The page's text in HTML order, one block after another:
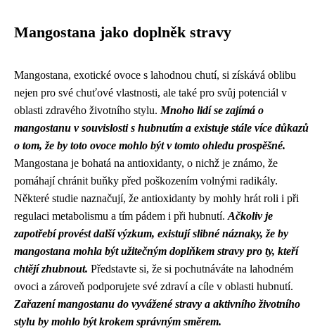
Mangostana jako doplněk stravy
Mangostana, exotické ovoce s lahodnou chutí, si získává oblibu
nejen pro své chuťové vlastnosti, ale také pro svůj potenciál v
oblasti zdravého životního stylu. Mnoho lidí se zajímá o
mangostanu v souvislosti s hubnutím a existuje stále více důkazů
o tom, že by toto ovoce mohlo být v tomto ohledu prospěšné.
Mangostana je bohatá na antioxidanty, o nichž je známo, že
pomáhají chránit buňky před poškozením volnými radikály.
Některé studie naznačují, že antioxidanty by mohly hrát roli i při
regulaci metabolismu a tím pádem i při hubnutí. Ačkoliv je
zapotřebí provést další výzkum, existují slibné náznaky, že by
mangostana mohla být užitečným doplňkem stravy pro ty, kteří
chtějí zhubnout. Představte si, že si pochutnáváte na lahodném
ovoci a zároveň podporujete své zdraví a cíle v oblasti hubnutí.
Zařazení mangostanu do vyvážené stravy a aktivního životního
stylu by mohlo být krokem správným směrem.